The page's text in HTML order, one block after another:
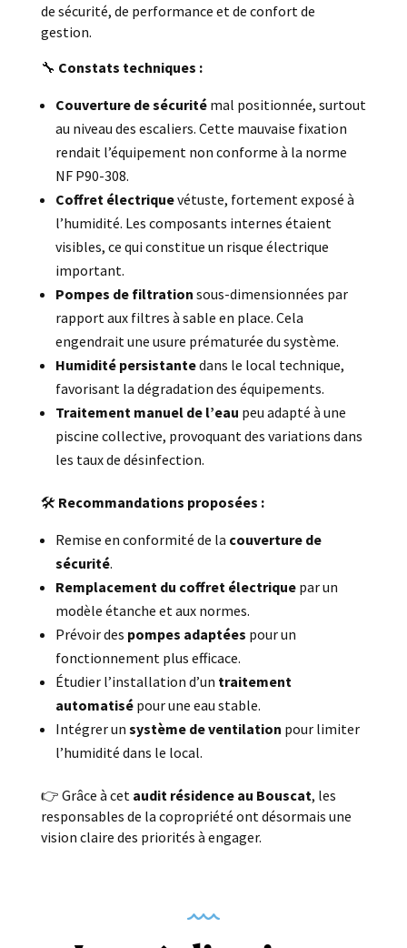
de sécurité, de performance et de confort de
gestion.
🔧 Constats techniques :
Couverture de sécuritémal positionnée, surtout
au niveau des escaliers. Cette mauvaise fixation
rendait l’équipement non conforme à la norme
NF P90-308.
Coffret électriquevétuste, fortement exposé à
l’humidité. Les composants internes étaient
visibles, ce qui constitue un risque électrique
important.
Pompes de filtration sous-dimensionnées par
rapport aux filtres à sable en place. Cela
engendrait une usure prématurée du système.
Humidité persistantedans le local technique,
favorisant la dégradation des équipements.
Traitement manuel de l’eau peu adapté à une
piscine collective, provoquant des variations dans
les taux de désinfection.
🛠️ Recommandations proposées :
Remise en conformité de la couverture de
sécurité.
Remplacement du coffret électriquepar un
modèle étanche et aux normes.
Prévoir des pompes adaptées pour un
fonctionnement plus efficace.
Étudier l’installation d’un traitement
automatisépour une eau stable.
Intégrer un système de ventilation pour limiter
l’humidité dans le local.
👉 Grâce à cet audit résidence au Bouscat, les
responsables de la copropriété ont désormais une
vision claire des priorités à engager.